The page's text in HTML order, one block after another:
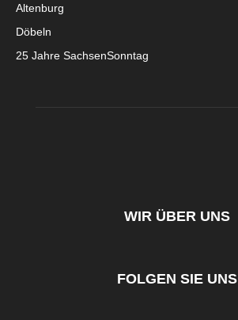
Altenburg
Döbeln
25 Jahre SachsenSonntag
WIR ÜBER UNS
FOLGEN SIE UNS